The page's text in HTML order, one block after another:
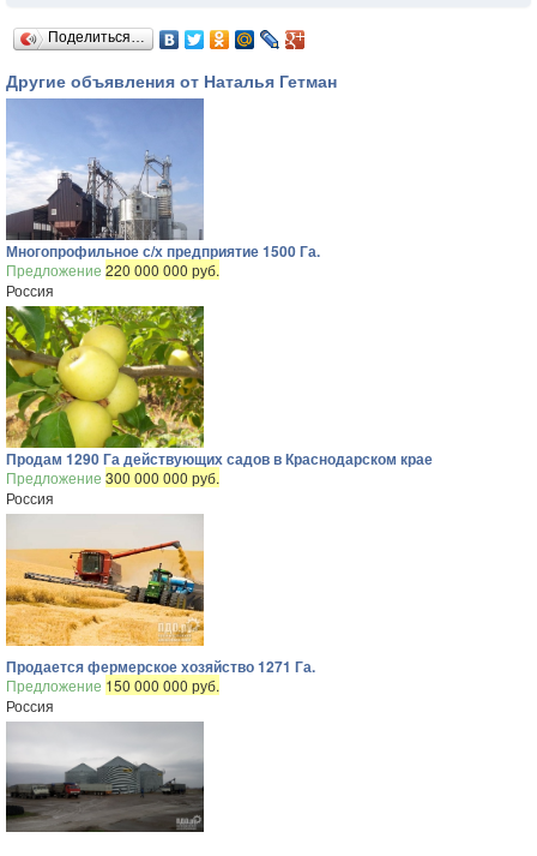
Поделиться…
Другие объявления от Наталья Гетман
Многопрофильное с/х предприятие 1500 Га.
Предложение 220 000 000 руб.
Россия
Продам 1290 Га действующих садов в Краснодарском крае
Предложение 300 000 000 руб.
Россия
Продается фермерское хозяйство 1271 Га.
Предложение 150 000 000 руб.
Россия